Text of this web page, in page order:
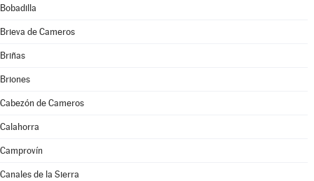
Bobadilla
Brieva de Cameros
Briñas
Briones
Cabezón de Cameros
Calahorra
Camprovín
Canales de la Sierra